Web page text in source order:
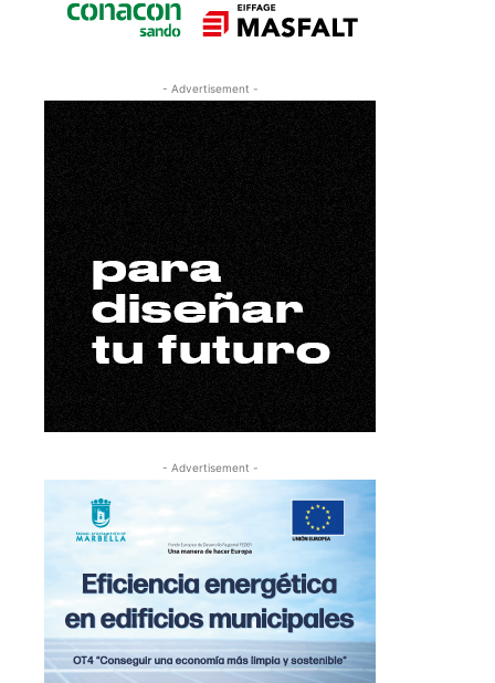
- Advertisement -
- Advertisement -